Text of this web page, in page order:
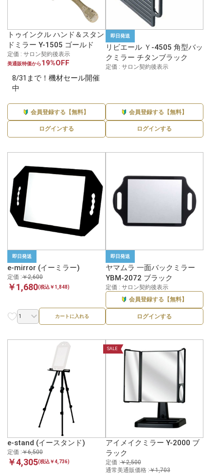
トゥインクル ハンド＆スタン
ドミラー Y-1505 ゴールド
定価 : サロン契約後表示
美通販特価から19%OFF
8/31まで！機材セール開催
中
会員登録する【無料】
ログインする
即日発送
リビエール Ｙ-4505 角型バッ
クミラー チタンブラック
定価 : サロン契約後表示
会員登録する【無料】
ログインする
即日発送
e-mirror (イーミラー)
定価 :￥2,600
￥1,680(税込￥1,848)
カートに入れる
即日発送
ヤマムラ 一面バックミラー
YBM-2072 ブラック
定価 : サロン契約後表示
会員登録する【無料】
ログインする
e-stand (イースタンド)
定価 :￥6,500
￥4,305(税込￥4,736)
SALE
アイメイクミラー Y-2000 ブ
ラック
定価 :￥2,500
通常美通販価格 :￥1,703